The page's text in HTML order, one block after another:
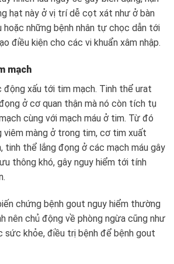
hạt này ở vị trí dễ cọt xát như ở bàn
hoặc những bệnh nhân tự chọc dẫn tới
điều kiện cho các vi khuẩn xâm nhập.
mạch
động xấu tới tim mạch. Tinh thể urat
ở cơ quan thận mà nó còn tích tụ
cùng với mạch máu ở tim. Từ đó
viêm màng ở trong tim, cơ tim xuất
tinh thể lắng đọng ở các mạch máu gây
thông khó, gây nguy hiểm tới tính
chứng bệnh gout nguy hiểm thường
nên chủ động về phòng ngừa cũng như
khỏe, điều trị bệnh để bệnh gout